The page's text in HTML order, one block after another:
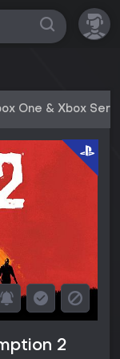
One & Xbox
2